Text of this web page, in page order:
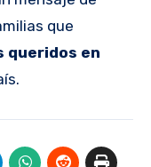
que
queridos en